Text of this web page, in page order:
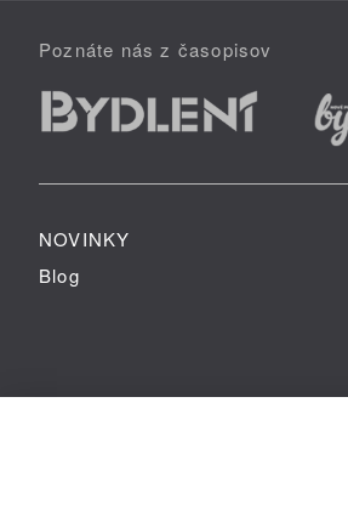
Poznáte nás z časopisov
NOVINKY
Blog